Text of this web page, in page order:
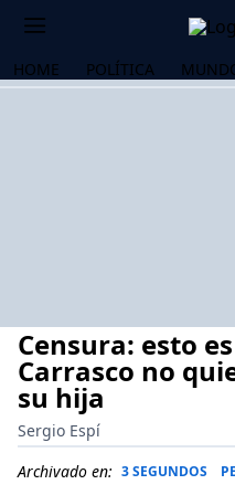
HOME POLÍTICA
Censura: esto
Carrasco no
su hija
Sergio Espí
Archivado en: 3 SEGUNDOS